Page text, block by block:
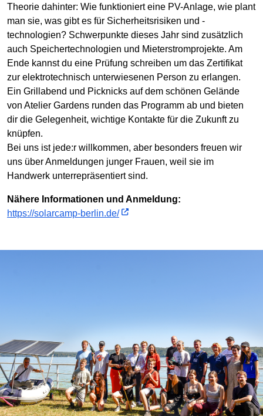
Theorie dahinter: Wie funktioniert eine PV-Anlage, wie plant
man sie, was gibt es für Sicherheitsrisiken und -
technologien? Schwerpunkte dieses Jahr sind zusätzlich
auch Speichertechnologien und Mieterstromprojekte. Am
Ende kannst du eine Prüfung schreiben um das Zertifikat
zur elektrotechnisch unterwiesenen Person zu erlangen.
Ein Grillabend und Picknicks auf dem schönen Gelände
von Atelier Gardens runden das Programm ab und bieten
dir die Gelegenheit, wichtige Kontakte für die Zukunft zu
knüpfen.
Bei uns ist jede:r willkommen, aber besonders freuen wir
uns über Anmeldungen junger Frauen, weil sie im
Handwerk unterrepräsentiert sind.
Nähere Informationen und Anmeldung:
https://solarcamp-berlin.de/